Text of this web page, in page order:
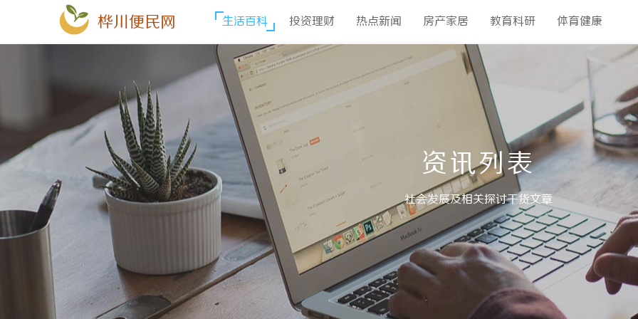
桦川便民网 生活百科 投资理财 热点新闻 房产家居 教育科研 体育健康
资讯列表
社会发展及相关探讨干货文章